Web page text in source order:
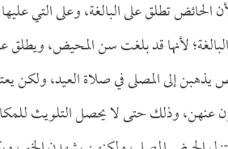
الحائض تطلق على البالغة، وعلى التي
لأنها قد بلغت سن المحيض، ويطلق
يذهبن إلى المصلى في صلاة العيد، ولكن
عنهن، وذلك حتى لا يحصل التلويث